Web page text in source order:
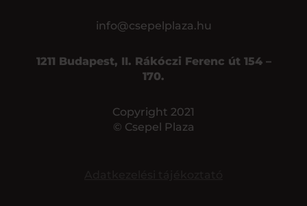
info@csepelplaza.hu
1211 Budapest, II. Rákóczi Ferenc út 154 –
170.
Copyright 2021
© Csepel Plaza